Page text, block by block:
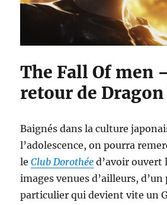
The Fall Of men
retour de
Baignés dans la culture
l’adolescence, on pourra
leClub Dorothée d’avoir ouvert
images venues d’ailleurs, d’un
particulier qui devient vite un